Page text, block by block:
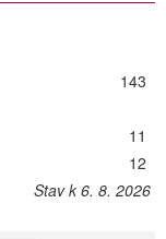
143
11
12
Stav k 6. 8. 2026